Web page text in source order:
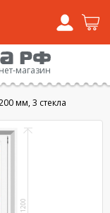
магазин
мм, 3 стекла
1200